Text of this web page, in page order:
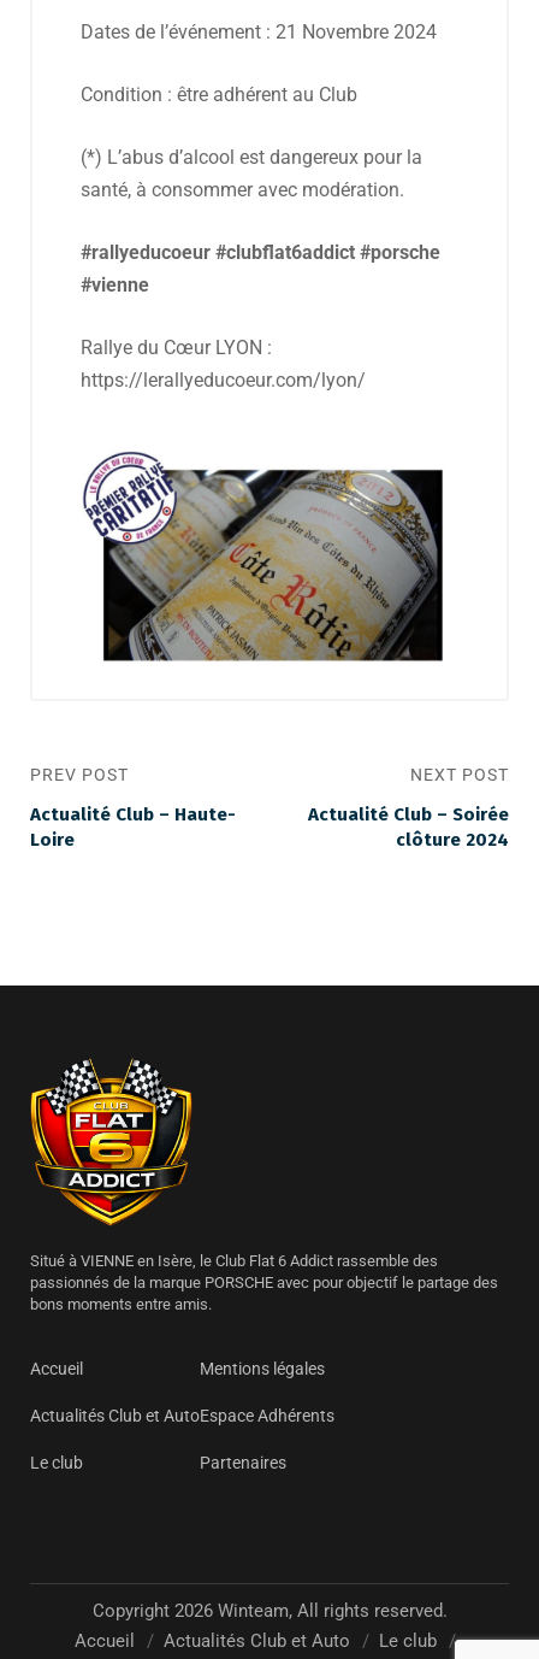
Dates de l’événement : 21 Novembre 2024
Condition : être adhérent au Club
(*) L’abus d’alcool est dangereux pour la
santé, à consommer avec modération.
#rallyeducoeur #clubflat6addict #porsche
#vienne
Rallye du Cœur LYON :
https://lerallyeducoeur.com/lyon/
PREV POST
Actualité Club – Haute-
Loire
NEXT POST
Actualité Club – Soirée
clôture 2024
Situé à VIENNE en Isère, le Club Flat 6 Addict rassemble des
passionnés de la marque PORSCHE avec pour objectif le partage des
bons moments entre amis.
Accueil
Actualités Club et Auto
Le club
Mentions légales
Espace Adhérents
Partenaires
Copyright 2026 Winteam, All rights reserved.
Accueil
Actualités Club et Auto Le club